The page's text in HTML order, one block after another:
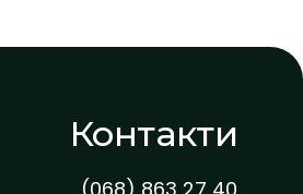
Контакти